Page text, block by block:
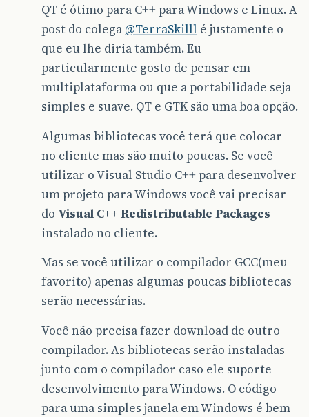
QT é ótimo para C++ para Windows e Linux. A
post do colega @TerraSkilll é justamente o
que eu lhe diria também. Eu
particularmente gosto de pensar em
multiplataforma ou que a portabilidade seja
simples e suave. QT e GTK são uma boa opção.
Algumas bibliotecas você terá que colocar
no cliente mas são muito poucas. Se você
utilizar o Visual Studio C++ para desenvolver
um projeto para Windows você vai precisar
do Visual C++ Redistributable Packages
instalado no cliente.
Mas se você utilizar o compilador GCC(meu
favorito) apenas algumas poucas bibliotecas
serão necessárias.
Você não precisa fazer download de outro
compilador. As bibliotecas serão instaladas
junto com o compilador caso ele suporte
desenvolvimento para Windows. O código
para uma simples janela em Windows é bem